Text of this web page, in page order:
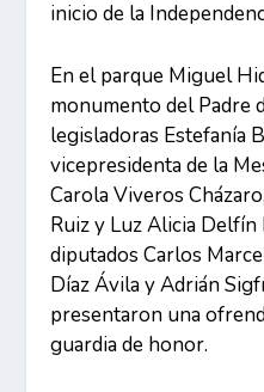
inicio de la
En el parque Miguel
monumento del Padre
legisladoras Estefanía
vicepresidenta de la
Carola Viveros
Ruiz y Luz Alicia
diputados Carlos
Díaz Ávila y Adrián
presentaron una
guardia de honor.